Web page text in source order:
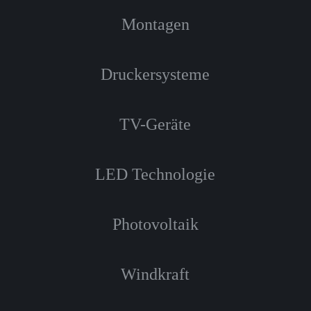
Montagen
Druckersysteme
TV-Geräte
LED Technologie
Photovoltaik
Windkraft